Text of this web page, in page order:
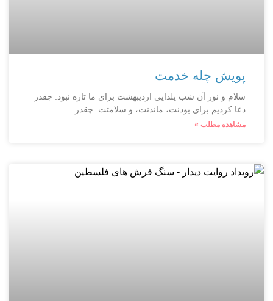
پویش چله خدمت
سلام و نور آن شب یلدایی اردیبهشت برای ما تازه نبود. چقدر
دعا کردیم برای بودنت، ماندنت، و سلامتت. چقدر
مشاهده مطلب »